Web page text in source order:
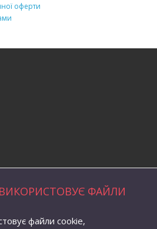
оферти
ФАЙЛИ
файли cookie,